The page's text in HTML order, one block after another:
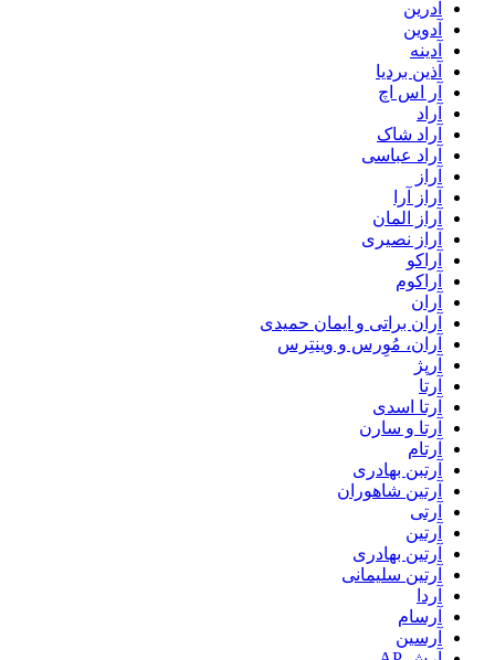
آدرین
آدوین
آدینه
آذین بردیا
آر اس اچ
آراد
آراد شاک
آراد عباسی
آراز
آراز آرا
آراز المان
آراز نصیری
آراکو
آراکوم
آران
آران براتی و ایمان حمیدی
آران، مُوِرس و وینتِرس
آرپژ
آرتا
آرتا اسدی
آرتا و سارن
آرتام
آرتبن بهادری
آرتين شاهوران
آرتی
آرتین
آرتین بهادری
آرتین سلیمانی
آردا
آرسام
آرسین